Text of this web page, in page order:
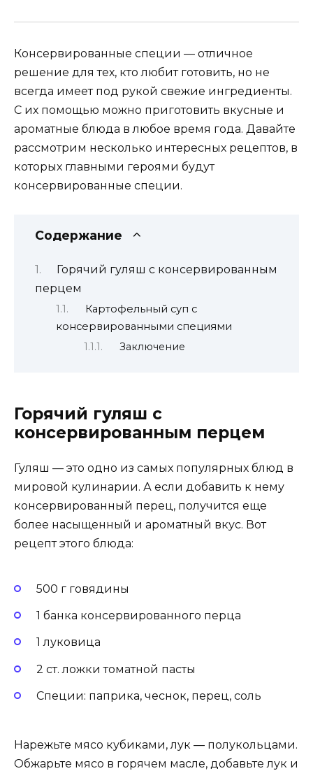
Консервированные специи — отличное
решение для тех, кто любит готовить, но не
всегда имеет под рукой свежие ингредиенты.
С их помощью можно приготовить вкусные и
ароматные блюда в любое время года. Давайте
рассмотрим несколько интересных рецептов, в
которых главными героями будут
консервированные специи.
Содержание
Горячий гуляш с консервированным
перцем
Картофельный суп с
консервированными специями
Заключение
Горячий гуляш с
консервированным перцем
Гуляш — это одно из самых популярных блюд в
мировой кулинарии. А если добавить к нему
консервированный перец, получится еще
более насыщенный и ароматный вкус. Вот
рецепт этого блюда:
500 г говядины
1 банка консервированного перца
1 луковица
2 ст. ложки томатной пасты
Специи: паприка, чеснок, перец, соль
Нарежьте мясо кубиками, лук — полукольцами.
Обжарьте мясо в горячем масле, добавьте лук и